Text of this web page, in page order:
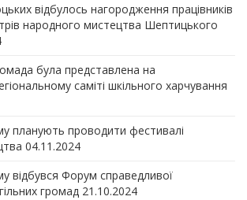
відбулось нагородження працівників
народного мистецтва Шептицького
була представлена на
саміті шкільного харчування
планують проводити фестивалі
04.11.2024
відбувся Форум справедливої
громад 21.10.2024